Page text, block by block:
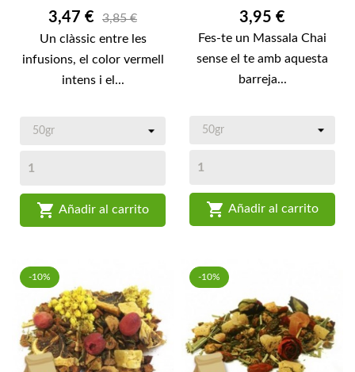
Preu
3,47 €
3,85 €
Un clàssic entre les
infusions, el color vermell
intens i el...
 Añadir al carrito
Preu
3,95 €
Fes-te un Massala Chai
sense el te amb aquesta
barreja...
 Añadir al carrito
-10% -10%